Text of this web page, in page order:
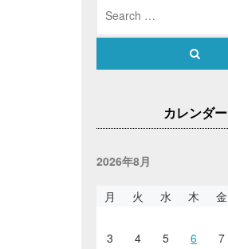
for:
カレンダー
2026年8月
月 火 水 木 金
3
4 5 6 7